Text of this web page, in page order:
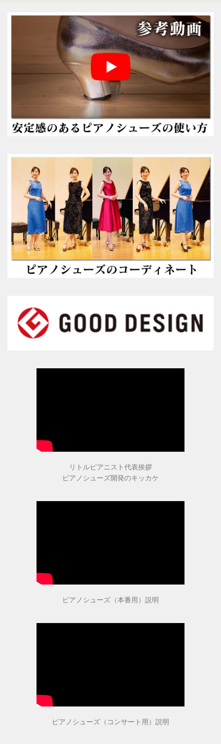
サイズ表
ヒールのメンテナンス
ピアノシューズについて
絵で見るピアノシューズ
こんなお悩みはありませんか？
推奨補助ペダル
ピアニストの声
ピアノシューズ愛用音楽家等
愛用ピアニスト コンサート情報
ご購入者の声
リトルピアニスト代表挨拶
ピアノシューズ開発のキッカケ
ピアノシューズ（本番用）説明
ピアノシューズ（コンサート用）説明